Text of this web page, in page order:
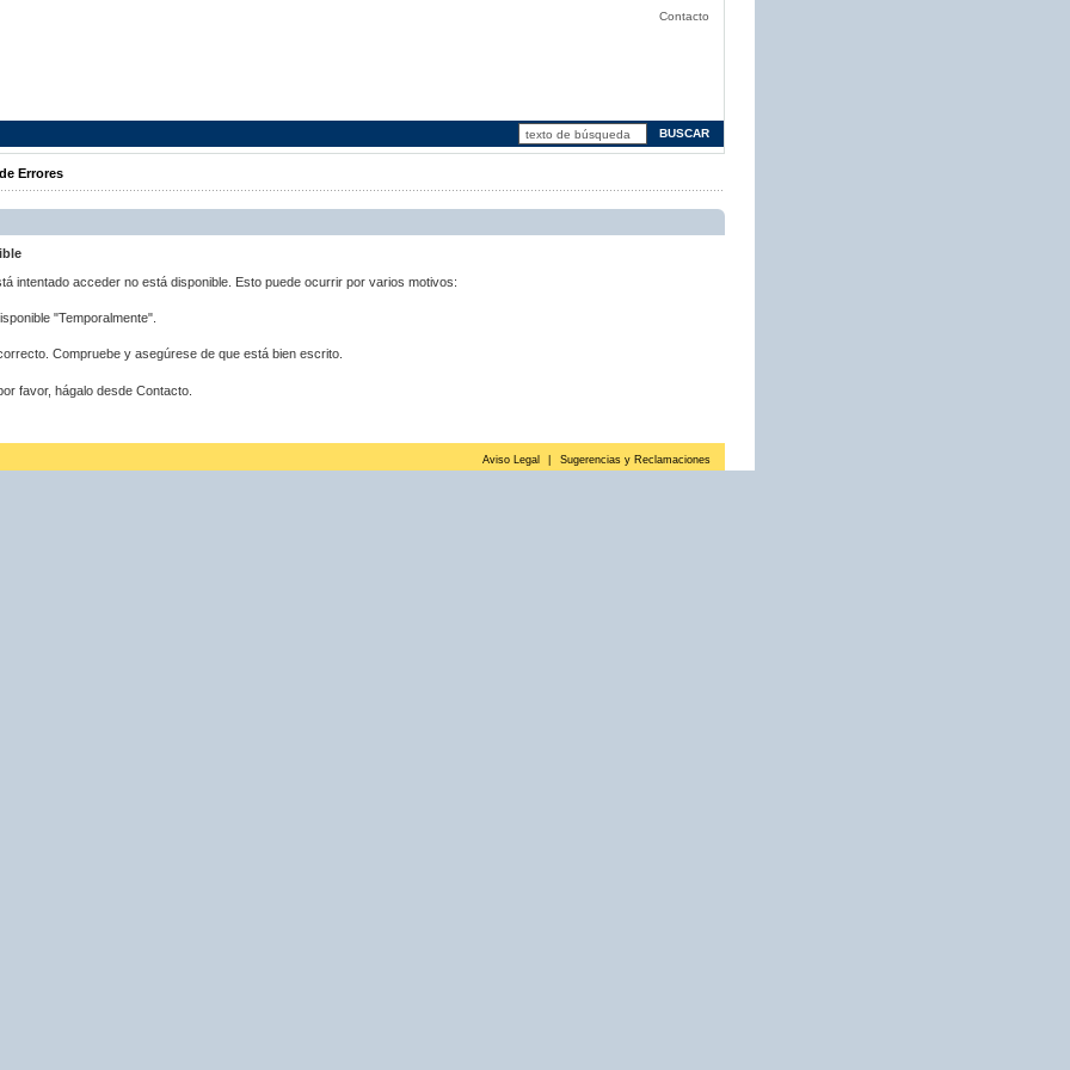
Contacto
Errores
intentado acceder no está disponible. Esto puede ocurrir por varios motivos:
"Temporalmente".
Compruebe y asegúrese de que está bien escrito.
favor, hágalo desde Contacto.
Aviso Legal Sugerencias y Reclamaciones